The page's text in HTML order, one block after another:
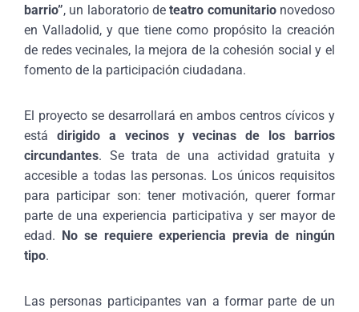
barrio”, un laboratorio de teatro comunitarionovedoso
en Valladolid, y que tiene como propósito la creación
de redes vecinales, la mejora de la cohesión social y el
fomento de la participación ciudadana.
El proyecto se desarrollará en ambos centros cívicos y
está dirigido a vecinos y vecinas de los barrios
circundantes. Se trata de una actividad gratuita y
accesible a todas las personas. Los únicos requisitos
para participar son: tener motivación, querer formar
parte de una experiencia participativa y ser mayor de
edad. No se requiere experiencia previa de ningún
tipo.
Las personas participantes van a formar parte de un